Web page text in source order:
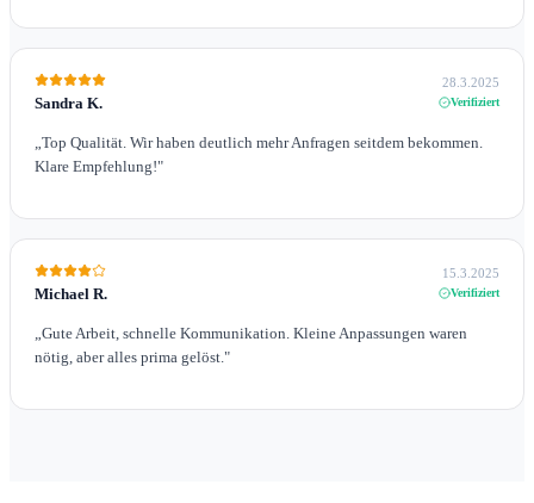
Sandra K.
28.3.2025
Verifiziert
Top Qualität. Wir haben deutlich mehr Anfragen seitdem bekommen.
Klare Empfehlung!"
Michael R.
15.3.2025
Verifiziert
Gute Arbeit, schnelle Kommunikation. Kleine Anpassungen waren
nötig, aber alles prima gelöst. "